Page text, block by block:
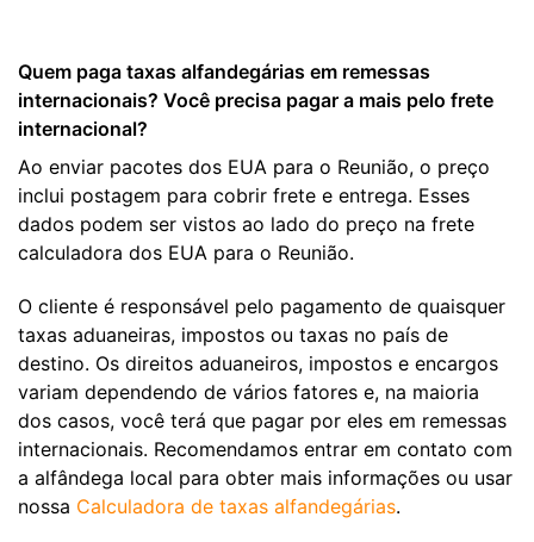
Quem paga taxas alfandegárias em remessas
internacionais? Você precisa pagar a mais pelo frete
internacional?
Ao enviar pacotes dos EUA para o Reunião, o preço
inclui postagem para cobrir frete e entrega. Esses
dados podem ser vistos ao lado do preço na frete
calculadora dos EUA para o Reunião.
O cliente é responsável pelo pagamento de quaisquer
taxas aduaneiras, impostos ou taxas no país de
destino. Os direitos aduaneiros, impostos e encargos
variam dependendo de vários fatores e, na maioria
dos casos, você terá que pagar por eles em remessas
internacionais. Recomendamos entrar em contato com
a alfândega local para obter mais informações ou usar
nossa Calculadora de taxas alfandegárias.